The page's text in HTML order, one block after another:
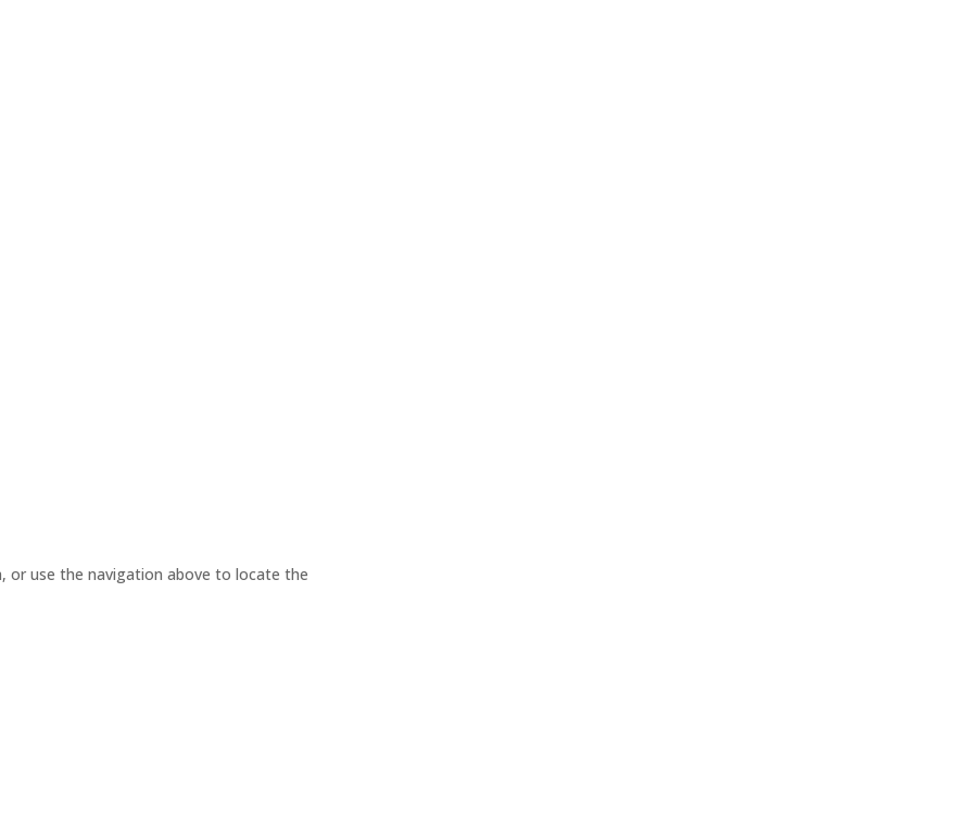
or use the navigation above to locate the